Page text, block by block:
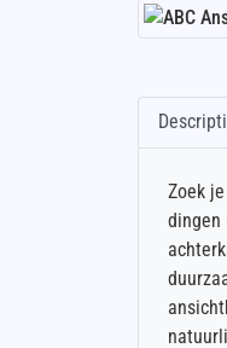
Zoek
dingen